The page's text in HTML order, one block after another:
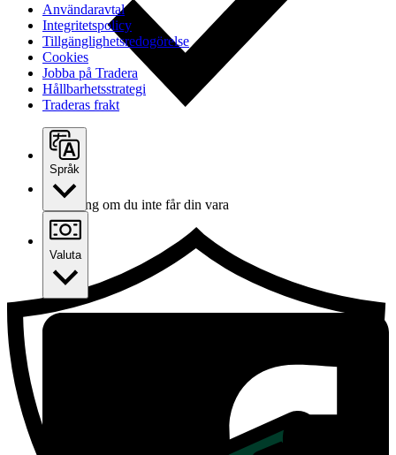
Ersättning om du inte får din vara
Användaravtal
Integritetspolicy
Tillgänglighetsredogörelse
Cookies
Jobba på Tradera
Hållbarhetsstrategi
Traderas frakt
Språk
Valuta